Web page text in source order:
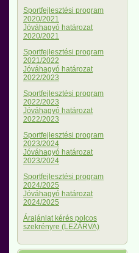
Sportfejlesztési program
2020/2021
Jóváhagyó határozat
2020/2021
Sportfejlesztési program
2021/2022
Jóváhagyó határozat
2022/2023
Sportfejlesztési program
2022/2023
Jóváhagyó határozat
2022/2023
Sportfejlesztési program
2023/2024
Jóváhagyó határozat
2023/2024
Sportfejlesztési program
2024/2025
Jóváhagyó határozat
2024/2025
Árajánlat kérés polcos
szekrényre (LEZÁRVA)